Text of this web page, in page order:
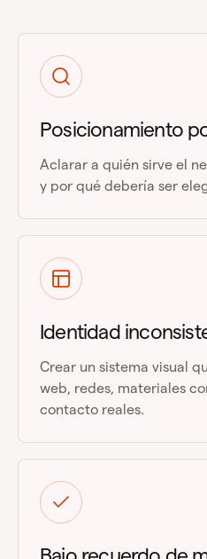
Posicionamiento
Aclarar a quién sirve el
y por qué debería ser
Identidad
Crear un sistema visual
web, redes, materiales
contacto reales.
Bajo recuerdo de